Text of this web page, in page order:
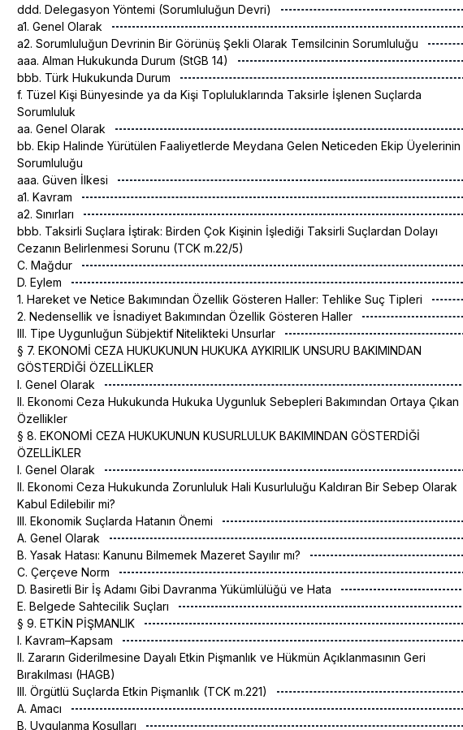
ddd. Delegasyon Yöntemi (Sorumluluğun Devri)
a1. Genel Olarak
a2. Sorumluluğun Devrinin Bir Görünüş Şekli Olarak Temsilcinin Sorumluluğu
aaa. Alman Hukukunda Durum (StGB 14)
bbb. Türk Hukukunda Durum
f. Tüzel Kişi Bünyesinde ya da Kişi Topluluklarında Taksirle İşlenen Suçlarda
Sorumluluk
aa. Genel Olarak
bb. Ekip Halinde Yürütülen Faaliyetlerde Meydana Gelen Neticeden Ekip Üyelerinin
Sorumluluğu
aaa. Güven İlkesi
a1. Kavram
a2. Sınırları
bbb. Taksirli Suçlara İştirak: Birden Çok Kişinin İşlediği Taksirli Suçlardan Dolayı
Cezanın Belirlenmesi Sorunu (TCK m.22/5)
C. Mağdur
D. Eylem
1. Hareket ve Netice Bakımından Özellik Gösteren Haller: Tehlike Suç Tipleri
2. Nedensellik ve İsnadiyet Bakımından Özellik Gösteren Haller
III. Tipe Uygunluğun Sübjektif Nitelikteki Unsurlar
§ 7. EKONOMİ CEZA HUKUKUNUN HUKUKA AYKIRILIK UNSURU BAKIMINDAN
GÖSTERDİĞİ ÖZELLİKLER
I. Genel Olarak
II. Ekonomi Ceza Hukukunda Hukuka Uygunluk Sebepleri Bakımından Ortaya Çıkan
Özellikler
§ 8. EKONOMİ CEZA HUKUKUNUN KUSURLULUK BAKIMINDAN GÖSTERDİĞİ
ÖZELLİKLER
I. Genel Olarak
II. Ekonomi Ceza Hukukunda Zorunluluk Hali Kusurluluğu Kaldıran Bir Sebep Olarak
Kabul Edilebilir mi?
III. Ekonomik Suçlarda Hatanın Önemi
A. Genel Olarak
B. Yasak Hatası: Kanunu Bilmemek Mazeret Sayılır mı?
C. Çerçeve Norm
D. Basiretli Bir İş Adamı Gibi Davranma Yükümlülüğü ve Hata
E. Belgede Sahtecilik Suçları
§ 9. ETKİN PİŞMANLIK
I. Kavram–Kapsam
II. Zararın Giderilmesine Dayalı Etkin Pişmanlık ve Hükmün Açıklanmasının Geri
Bırakılması (HAGB)
III. Örgütlü Suçlarda Etkin Pişmanlık (TCK m.221)
A. Amacı
B. Uygulanma Koşulları